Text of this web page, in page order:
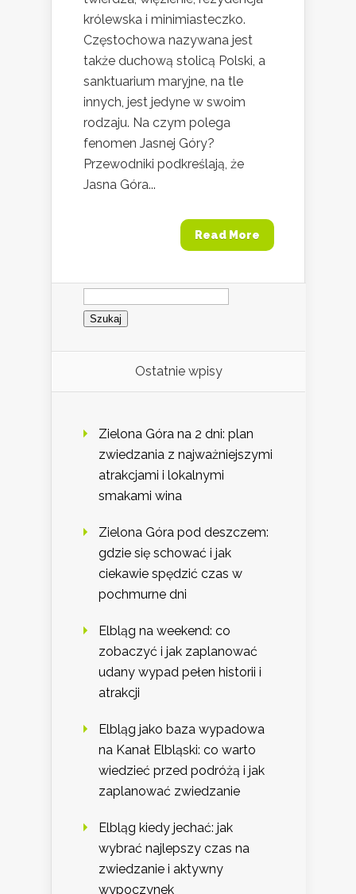
królewska i minimiasteczko.
Częstochowa nazywana jest
także duchową stolicą Polski, a
sanktuarium maryjne, na tle
innych, jest jedyne w swoim
rodzaju. Na czym polega
fenomen Jasnej Góry?
Przewodniki podkreślają, że
Jasna Góra...
Read More
Szukaj:
Ostatnie wpisy
Zielona Góra na 2 dni: plan
zwiedzania z najważniejszymi
atrakcjami i lokalnymi
smakami wina
Zielona Góra pod deszczem:
gdzie się schować i jak
ciekawie spędzić czas w
pochmurne dni
Elbląg na weekend: co
zobaczyć i jak zaplanować
udany wypad pełen historii i
atrakcji
Elbląg jako baza wypadowa
na Kanał Elbląski: co warto
wiedzieć przed podróżą i jak
zaplanować zwiedzanie
Elbląg kiedy jechać: jak
wybrać najlepszy czas na
zwiedzanie i aktywny
wypoczynek